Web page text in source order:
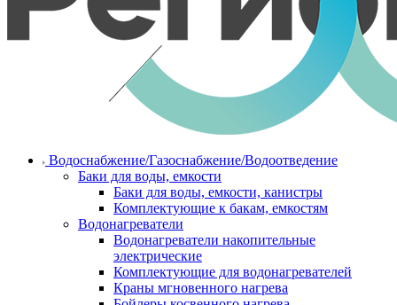
Водоснабжение/Газоснабжение/Водоотведение
Баки для воды, емкости
Баки для воды, емкости, канистры
Комплектующие к бакам, емкостям
Водонагреватели
Водонагреватели накопительные
электрические
Комплектующие для водонагревателей
Краны мгновенного нагрева